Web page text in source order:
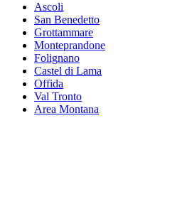
Ascoli
San Benedetto
Grottammare
Monteprandone
Folignano
Castel di Lama
Offida
Val Tronto
Area Montana